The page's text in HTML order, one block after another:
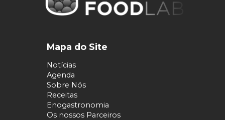
Mapa do Site
Notícias
Agenda
Sobre Nós
Receitas
Enogastronomia
Os nossos Parceiros